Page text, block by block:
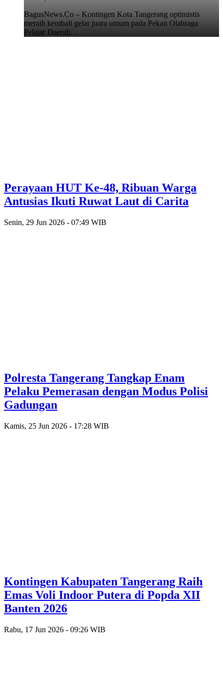
BagusNews.Co – Kontingen Kota Tangerang optimistis
meraih kembali gelar juara umum pada Pekan Olahraga
Pelajar Daerah…
Perayaan HUT Ke-48, Ribuan Warga
Antusias Ikuti Ruwat Laut di Carita
Senin, 29 Jun 2026 - 07:49 WIB
Polresta Tangerang Tangkap Enam
Pelaku Pemerasan dengan Modus Polisi
Gadungan
Kamis, 25 Jun 2026 - 17:28 WIB
Kontingen Kabupaten Tangerang Raih
Emas Voli Indoor Putera di Popda XII
Banten 2026
Rabu, 17 Jun 2026 - 09:26 WIB